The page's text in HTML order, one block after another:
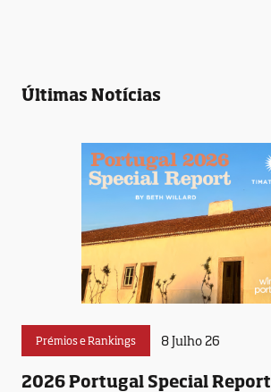
Últimas Notícias
Prémios e Rankings 8 Julho 26
2026 Portugal Special Report